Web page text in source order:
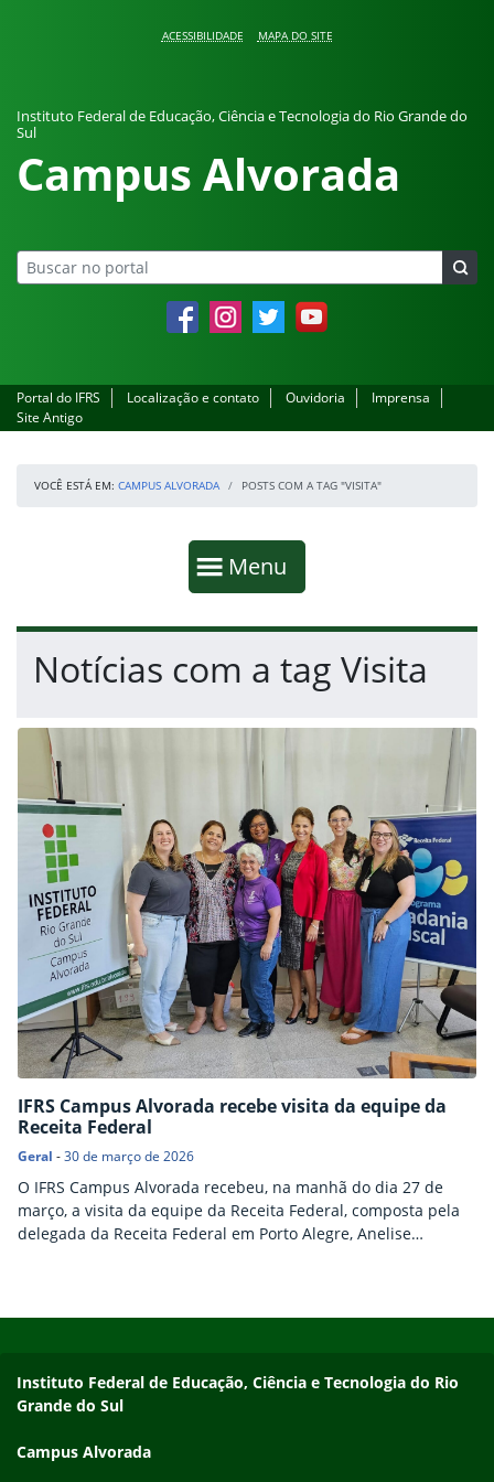
ACESSIBILIDADE MAPA DO SITE
Instituto Federal de Educação, Ciência e Tecnologia do Rio Grande do
Sul
Campus Alvorada
FacebookInstagramTwitter YouTube
Portal do IFRS Localização e contato Ouvidoria
Imprensa
Site Antigo
VOCÊ ESTÁ EM: CAMPUS ALVORADA POSTS COM A TAG "VISITA"
Mostrar
Menu
Fim da navegação
Início do conteúdo
Notícias com a tag Visita
IFRS Campus Alvorada recebe visita da equipe da
Receita Federal
Geral -30 de março de 2026
O IFRS Campus Alvorada recebeu, na manhã do dia 27 de
março, a visita da equipe da Receita Federal, composta pela
delegada da Receita Federal em Porto Alegre, Anelise
Endereço
Instituto Federal de Educação, Ciência e Tecnologia do Rio
Grande do Sul
Campus Alvorada